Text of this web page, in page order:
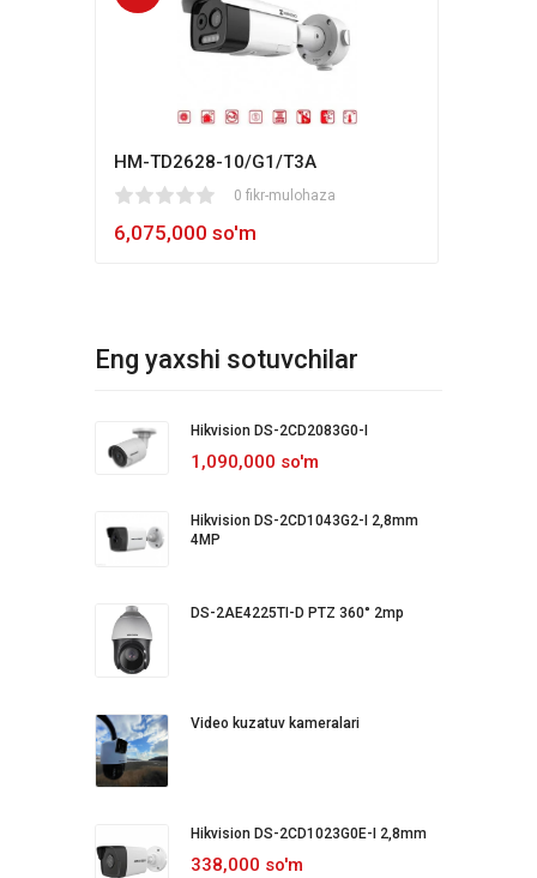
HM-TD2628-10/G1/T3A
0 fikr-mulohaza
6,075,000 so'm
80
Eng yaxshi sotuvchilar
Hikvision DS-2CD2083G0-I
1,090,000 so'm
Hikvision DS-2CD1043G2-I 2,8mm
4MP
DS-2AE4225TI-D PTZ 360° 2mp
Video kuzatuv kameralari
Hikvision DS-2CD1023G0E-I 2,8mm
338,000 so'm